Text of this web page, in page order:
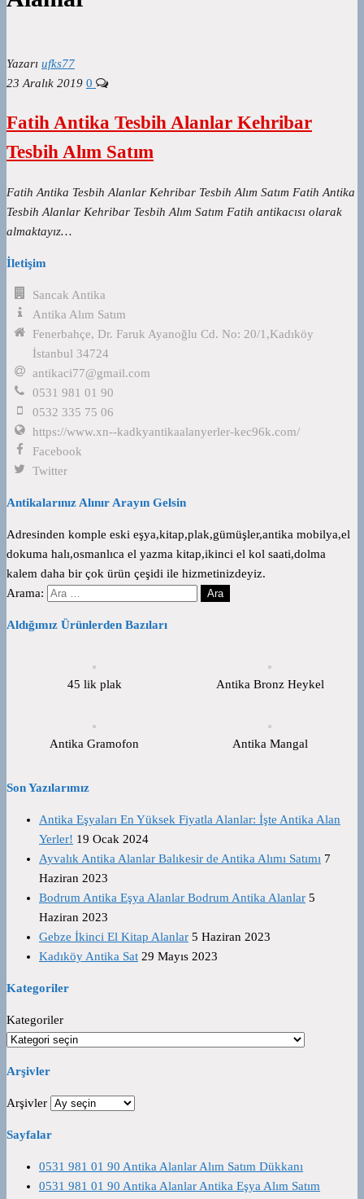
Yazarı ufks77
23 Aralık 2019 0
Fatih Antika Tesbih Alanlar Kehribar
Tesbih Alım Satım
Fatih Antika Tesbih Alanlar Kehribar Tesbih Alım Satım Fatih Antika
Tesbih Alanlar Kehribar Tesbih Alım Satım Fatih antikacısı olarak
almaktayız…
İletişim
Sancak Antika
Antika Alım Satım
Fenerbahçe, Dr. Faruk Ayanoğlu Cd. No: 20/1,Kadıköy
İstanbul 34724
antikaci77@gmail.com
0531 981 01 90
0532 335 75 06
https://www.xn--kadkyantikaalanyerler-kec96k.com/
Facebook
Twitter
Antikalarınız Alınır Arayın Gelsin
Adresinden komple eski eşya,kitap,plak,gümüşler,antika mobilya,el
dokuma halı,osmanlıca el yazma kitap,ikinci el kol saati,dolma
kalem daha bir çok ürün çeşidi ile hizmetinizdeyiz.
Arama:
Aldığımız Ürünlerden Bazıları
45 lik plak Antika Bronz Heykel
Antika Gramofon Antika Mangal
Son Yazılarımız
Antika Eşyaları En Yüksek Fiyatla Alanlar: İşte Antika Alan
Yerler! 19 Ocak 2024
Ayvalık Antika Alanlar Balıkesir de Antika Alımı Satımı 7
Haziran 2023
Bodrum Antika Eşya Alanlar Bodrum Antika Alanlar 5
Haziran 2023
Gebze İkinci El Kitap Alanlar 5 Haziran 2023
Kadıköy Antika Sat 29 Mayıs 2023
Kategoriler
Kategoriler
Arşivler
Arşivler
Sayfalar
0531 981 01 90 Antika Alanlar Alım Satım Dükkanı
0531 981 01 90 Antika Alanlar Antika Eşya Alım Satım